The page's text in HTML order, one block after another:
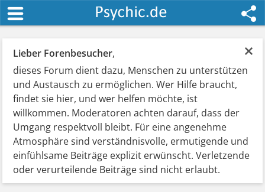
×
Lieber Forenbesucher,
dieses Forum dient dazu, Menschen zu unterstützen
und Austausch zu ermöglichen. Wer Hilfe braucht,
findet sie hier, und wer helfen möchte, ist
willkommen. Moderatoren achten darauf, dass der
Umgang respektvoll bleibt. Für eine angenehme
Atmosphäre sind verständnisvolle, ermutigende und
einfühlsame Beiträge explizit erwünscht. Verletzende
oder verurteilende Beiträge sind nicht erlaubt.